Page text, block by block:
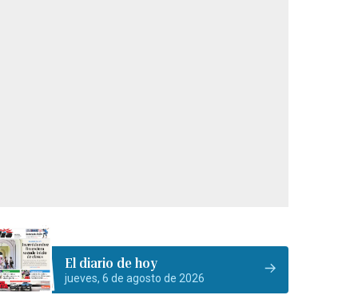
El diario de hoy
jueves, 6 de agosto de 2026